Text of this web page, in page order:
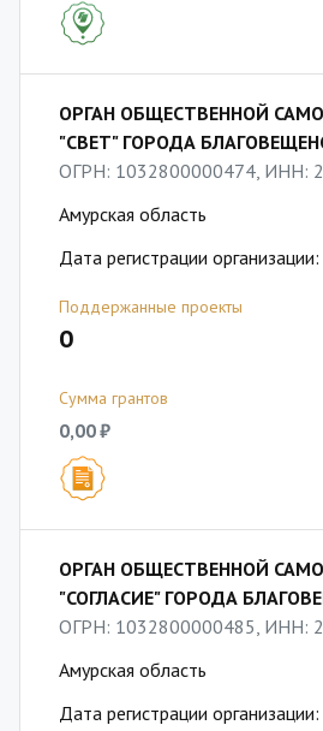
ОРГАН ОБЩЕСТВЕННОЙ
"СВЕТ" ГОРОДА
ОГРН: 1032800000474, ИНН:
Амурская область
Дата регистрации
Поддержанные проекты
0
Сумма грантов
0,00 ₽
ОРГАН ОБЩЕСТВЕННОЙ
"СОГЛАСИЕ" ГОРОДА
ОГРН: 1032800000485, ИНН:
Амурская область
Дата регистрации